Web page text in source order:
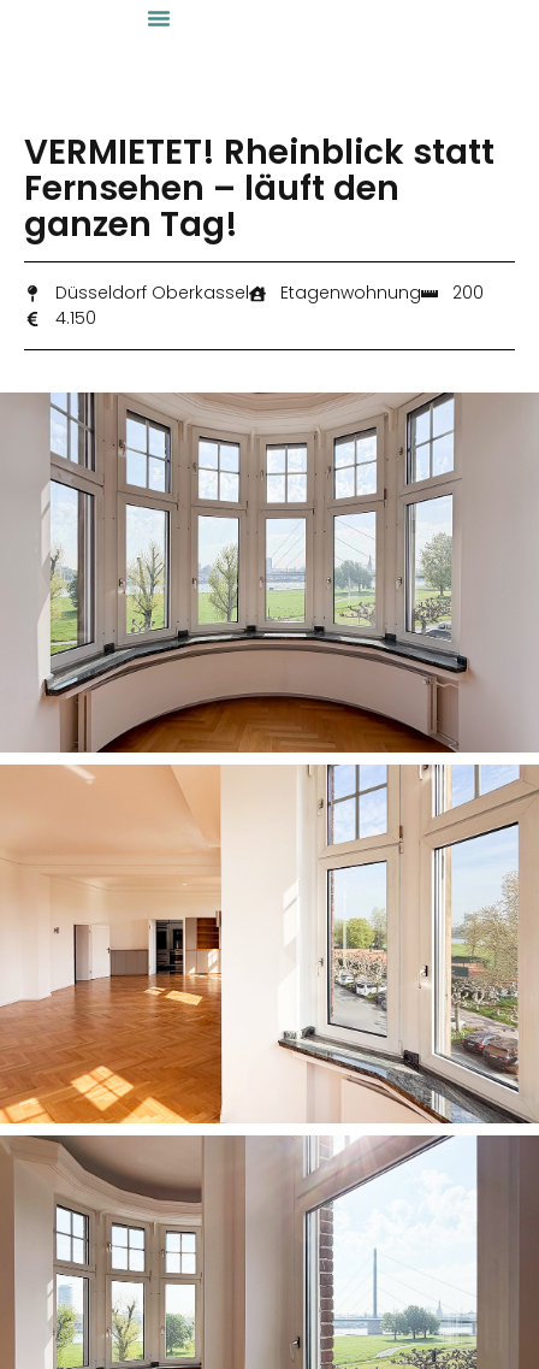
VERMIETET! Rheinblick statt
Fernsehen – läuft den
ganzen Tag!
Düsseldorf Oberkassel Etagenwohnung
200
4.150